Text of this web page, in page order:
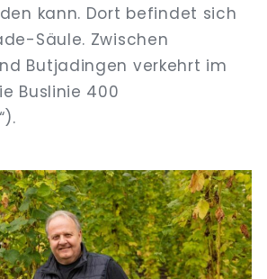
kann. Dort befindet sich
Säule. Zwischen
Butjadingen verkehrt im
Buslinie 400